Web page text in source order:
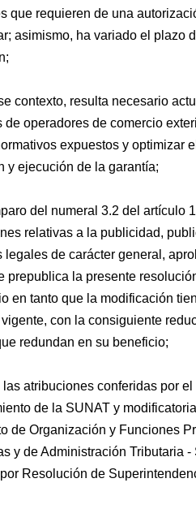
que requieren de una
asimismo, ha variado el plazo
contexto, resulta necesario
de operadores de comercio
expuestos y optimizar
y ejecución de la garantía;
del numeral 3.2 del artículo
relativas a la publicidad,
legales de carácter general,
prepublica la presente
en tanto que la modificación
con la consiguiente
redundan en su beneficio;
las atribuciones conferidas por
de la SUNAT y
de Organización y Funciones
y de Administración Tributaria -
Resolución de